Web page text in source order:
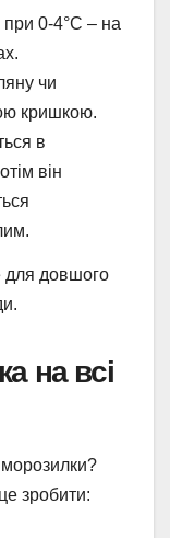
при 0-4°C – на
чи
кришкою.
в
він
для довшого
на всі
морозилки?
зробити: